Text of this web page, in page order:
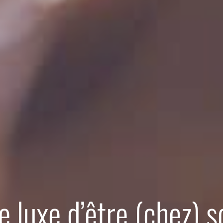
luxe d’être (chez)